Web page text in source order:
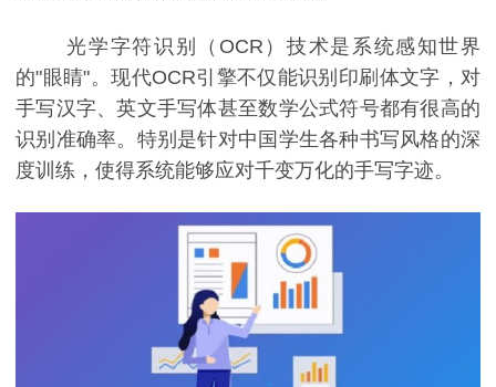
光学字符识别（OCR）技术是系统感知世界
的"眼睛"。现代OCR引擎不仅能识别印刷体文字，对
手写汉字、英文手写体甚至数学公式符号都有很高的
识别准确率。特别是针对中国学生各种书写风格的深
度训练，使得系统能够应对千变万化的手写字迹。